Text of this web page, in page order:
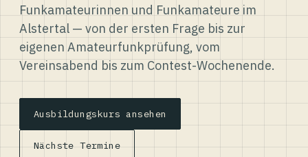
Funkamateurinnen und Funkamateure im
Alstertal — von der ersten Frage bis zur
eigenen Amateurfunkprüfung, vom
Vereinsabend bis zum Contest-Wochenende.
Ausbildungskurs ansehen
Nächste Termine